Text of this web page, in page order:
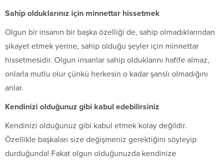
Sahip olduklarınız için minnettar hissetmek
Olgun bir insanın bir başka özelliği de, sahip olmadıklarından
şikayet etmek yerine, sahip olduğu şeyler için minnettar
hissetmesidir. Olgun insanlar sahip olduklarını hafife almaz,
onlarla mutlu olur çünkü herkesin o kadar şanslı olmadığını
anlar.
Kendinizi olduğunuz gibi kabul edebilirsiniz
Kendinizi olduğunuz gibi kabul etmek kolay değildir.
Özellikle başkaları size değişmeniz gerektiğini söyleyip
durduğunda! Fakat olgun olduğunuzda kendinize